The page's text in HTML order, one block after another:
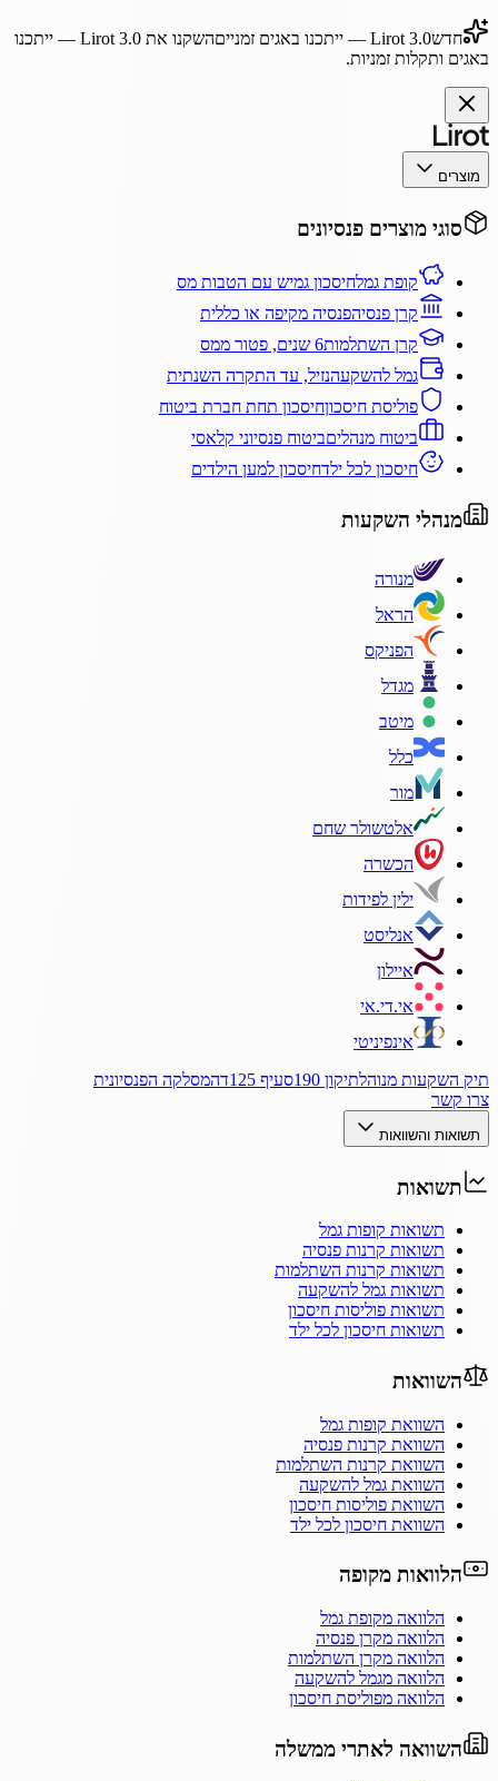
חדשLirot 3.0 — ייתכנו באגים זמנייםהשקנו את Lirot 3.0— ייתכנו
באגים ותקלות זמניות.
מוצרים
סוגי מוצרים פנסיונים
קופת גמלחיסכון גמיש עם הטבות מס
קרן פנסיהפנסיה מקיפה או כללית
קרן השתלמות6 שנים, פטור ממס
גמל להשקעהנזיל, עד התקרה השנתית
פוליסת חיסכוןחיסכון תחת חברת ביטוח
ביטוח מנהליםביטוח פנסיוני קלאסי
חיסכון לכל ילדחיסכון למען הילדים
מנהלי השקעות
מנורה
הראל
הפניקס
מגדל
מיטב
כלל
מור
אלטשולר שחם
הכשרה
ילין לפידות
אנליסט
איילון
אי.די.אי
אינפיניטי
תיק השקעות מנוהלתיקון 190 סעיף 125ד
המסלקה הפנסיונית
צרו קשר
תשואות והשוואות
תשואות
תשואות קופות גמל
תשואות קרנות פנסיה
תשואות קרנות השתלמות
תשואות גמל להשקעה
תשואות פוליסות חיסכון
תשואות חיסכון לכל ילד
השוואות
השוואת קופות גמל
השוואת קרנות פנסיה
השוואת קרנות השתלמות
השוואת גמל להשקעה
השוואת פוליסות חיסכון
השוואת חיסכון לכל ילד
הלוואות מקופה
הלוואה מקופת גמל
הלוואה מקרן פנסיה
הלוואה מקרן השתלמות
הלוואה מגמל להשקעה
הלוואה מפוליסת חיסכון
השוואה לאתרי ממשלה